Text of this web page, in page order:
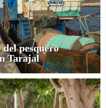
pesquero
Tarajal